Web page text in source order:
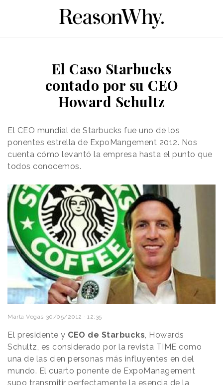
El Caso Starbucks
contado por su CEO
Howard Schultz
El CEO mundial de Starbucks fue uno de los
ponentes estrella de ExpoMangement 2012. Nos
cuenta cómo levantó la empresa hasta el punto que
todos conocemos.
Marta Vegas 30/05/2012 · 12:35
El presidente y CEO de Starbucks, Howards
Schultz, es considerado por la revista TIME como
una de las cien personas más influyentes en del
mundo. El cuarto ponente de ExpoManagement
supo transmitir perfectamente la esencia de la